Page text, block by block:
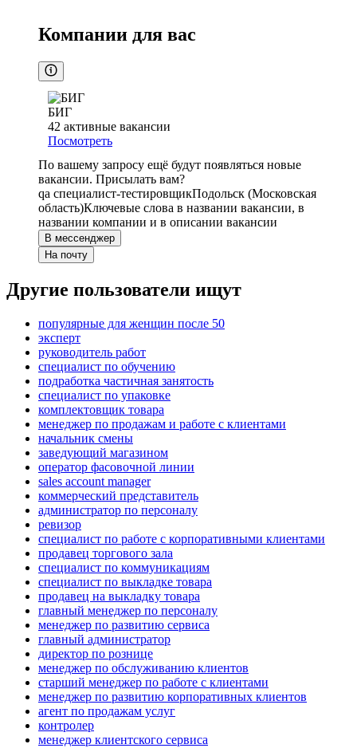
Компании для вас
БИГ
42 активные вакансии
Посмотреть
По вашему запросу ещё будут появляться новые
вакансии. Присылать вам?
qa специалист-тестировщикПодольск (Московская
область)Ключевые слова в названии вакансии, в
названии компании и в описании вакансии
В мессенджер
На почту
Другие пользователи ищут
популярные для женщин после 50
эксперт
руководитель работ
специалист по обучению
подработка частичная занятость
специалист по упаковке
комплектовщик товара
менеджер по продажам и работе с клиентами
начальник смены
заведующий магазином
оператор фасовочной линии
sales account manager
коммерческий представитель
администратор по персоналу
ревизор
специалист по работе с корпоративными клиентами
продавец торгового зала
специалист по коммуникациям
специалист по выкладке товара
продавец на выкладку товара
главный менеджер по персоналу
менеджер по развитию сервиса
главный администратор
директор по рознице
менеджер по обслуживанию клиентов
старший менеджер по работе с клиентами
менеджер по развитию корпоративных клиентов
агент по продажам услуг
контролер
менеджер клиентского сервиса